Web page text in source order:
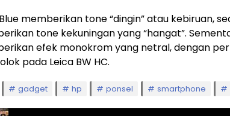
memberikan tone “dingin” atau kebiruan,
tone kekuningan yang “hangat”.
efek monokrom yang netral, dengan
pada Leica BW HC.
gadget hp ponsel smartphone